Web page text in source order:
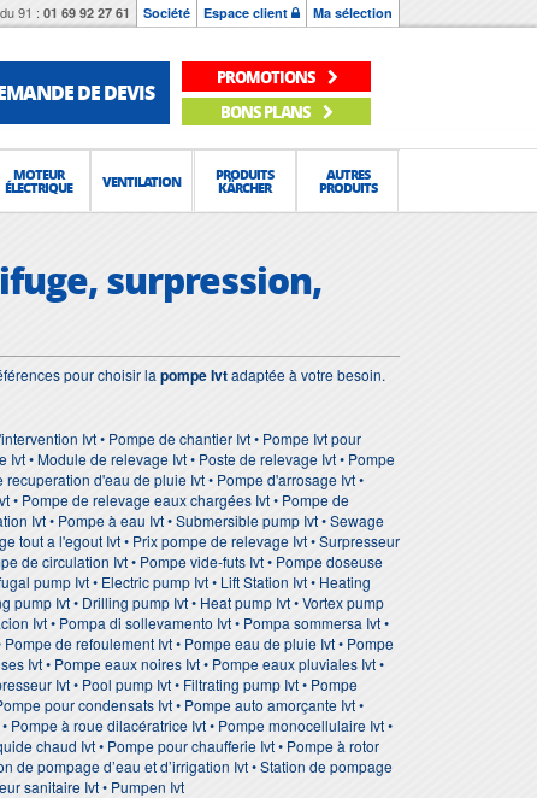
91 : 01 69 92 27 61 Société Espace client Ma sélection
DE DEVIS
PROMOTIONS
BONS PLANS
MOTEUR
ÉLECTRIQUE VENTILATION PRODUITS
KÄRCHER
AUTRES
PRODUITS
surpression,
pour choisir la pompe Ivtadaptée à votre besoin.
Ivt • Pompe de chantier Ivt • Pompe Ivt pour
• Module de relevage Ivt • Poste de relevage Ivt • Pompe
d'eau de pluie Ivt • Pompe d'arrosage Ivt •
• Pompe de relevage eaux chargées Ivt • Pompe de
Ivt • Pompe à eau Ivt • Submersible pump Ivt • Sewage
tout a l'egout Ivt • Prix pompe de relevage Ivt • Surpresseur
de circulation Ivt • Pompe vide-futs Ivt • Pompe doseuse
pump Ivt • Electric pump Ivt • Lift Station Ivt • Heating
pump Ivt • Drilling pump Ivt • Heat pump Ivt • Vortex pump
Ivt • Pompa di sollevamento Ivt • Pompa sommersa Ivt •
de refoulement Ivt • Pompe eau de pluie Ivt • Pompe
Ivt • Pompe eaux noires Ivt • Pompe eaux pluviales Ivt •
Ivt • Pool pump Ivt • Filtrating pump Ivt • Pompe
pour condensats Ivt • Pompe auto amorçante Ivt •
Pompe à roue dilacératrice Ivt • Pompe monocellulaire Ivt •
chaud Ivt • Pompe pour chaufferie Ivt • Pompe à rotor
de pompage d’eau et d’irrigation Ivt • Station de pompage
sanitaire Ivt • Pumpen Ivt